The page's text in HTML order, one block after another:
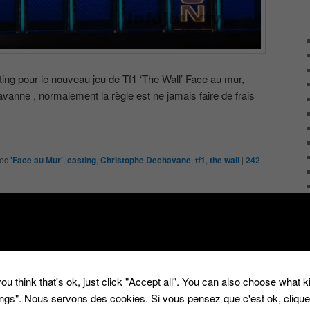
pour le nouveau jeu de Tf1 ‘The Wall’ Face au mur,
, normalement la règle est ne jamais faire de frais
'Face au Mur' casting Christophe Dechavane tf1 the wall | 242
notre journal du blog !
think that's ok, just click "Accept all". You can also choose what
Nous servons des cookies. Si vous pensez que c'est ok,